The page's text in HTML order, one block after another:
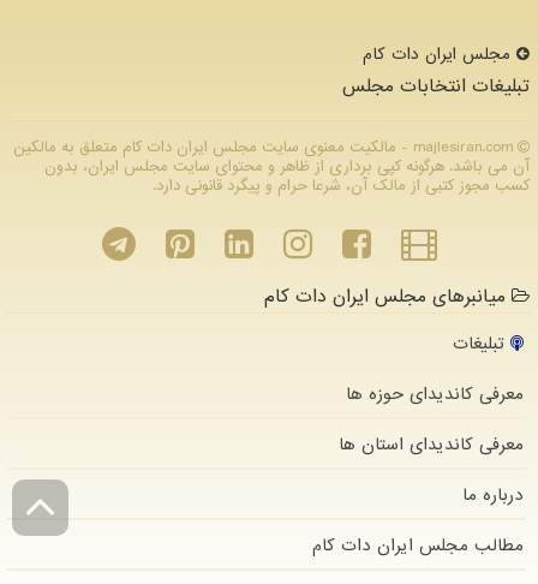
مجلس ایران دات كام
تبلیغات انتخابات مجلس
majlesiran.com - مالکیت معنوی سایت مجلس ایران دات كام متعلق به مالکین
آن می باشد. هرگونه کپی برداری از ظاهر و محتوای سایت مجلس ایران، بدون
کسب مجوز کتبی از مالک آن، شرعا حرام و پیگرد قانونی دارد.
میانبرهای مجلس ایران دات کام
تبلیغات
معرفی کاندیدای حوزه ها
معرفی کاندیدای استان ها
درباره ما
مطالب مجلس ایران دات كام